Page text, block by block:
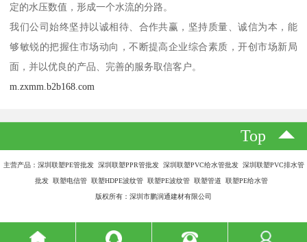
定的水压数值，形成一个水流的分路。
我们公司始终坚持以诚相待、合作共赢，坚持质量、诚信为本，能
够敏锐的把握住市场动向，不断提高企业综合素质，开创市场新局
面，并以优良的产品、完善的服务取信客户。
m.zxmm.b2b168.com
Top
主营产品：深圳联塑PE管批发 深圳联塑PPR管批发 深圳联塑PVC给水管批发 深圳联塑PVC排水管
批发 联塑电信管 联塑HDPE波纹管 联塑PE波纹管 联塑管道 联塑PE给水管
版权所有：深圳市鹏润通建材有限公司